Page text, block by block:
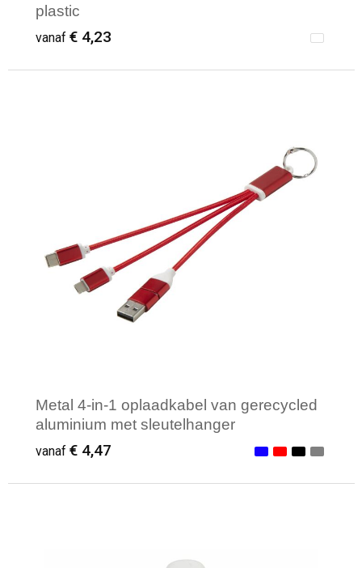
plastic
vanaf € 4,23
Metal 4-in-1 oplaadkabel van gerecycled
aluminium met sleutelhanger
vanaf € 4,47